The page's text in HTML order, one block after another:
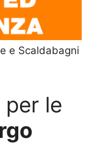
e Scaldabagni
le